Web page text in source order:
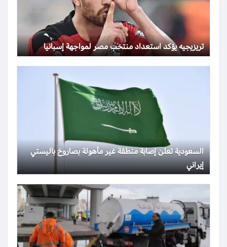
تريزيجيه يؤكد استعداد منتخب مصر لمواجهة إسبانيا
السعودية تعلن إصابة منطقة غير مأهولة بصاروخ باليستي
إيراني